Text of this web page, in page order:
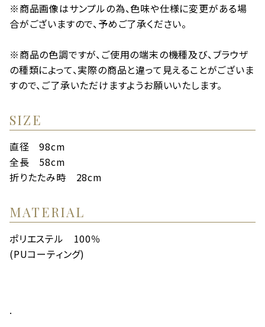
※商品画像はサンプルの為、色味や仕様に変更がある場
合がございますので、予めご了承ください。
※商品の色調ですが、ご使用の端末の機種及び、ブラウザ
の種類によって、実際の商品と違って見えることがございま
すので、ご了承いただけますようお願いいたします。
SIZE
直径 98cm
全長 58cm
折りたたみ時 28cm
MATERIAL
ポリエステル 100％
(PUコーティング)
.